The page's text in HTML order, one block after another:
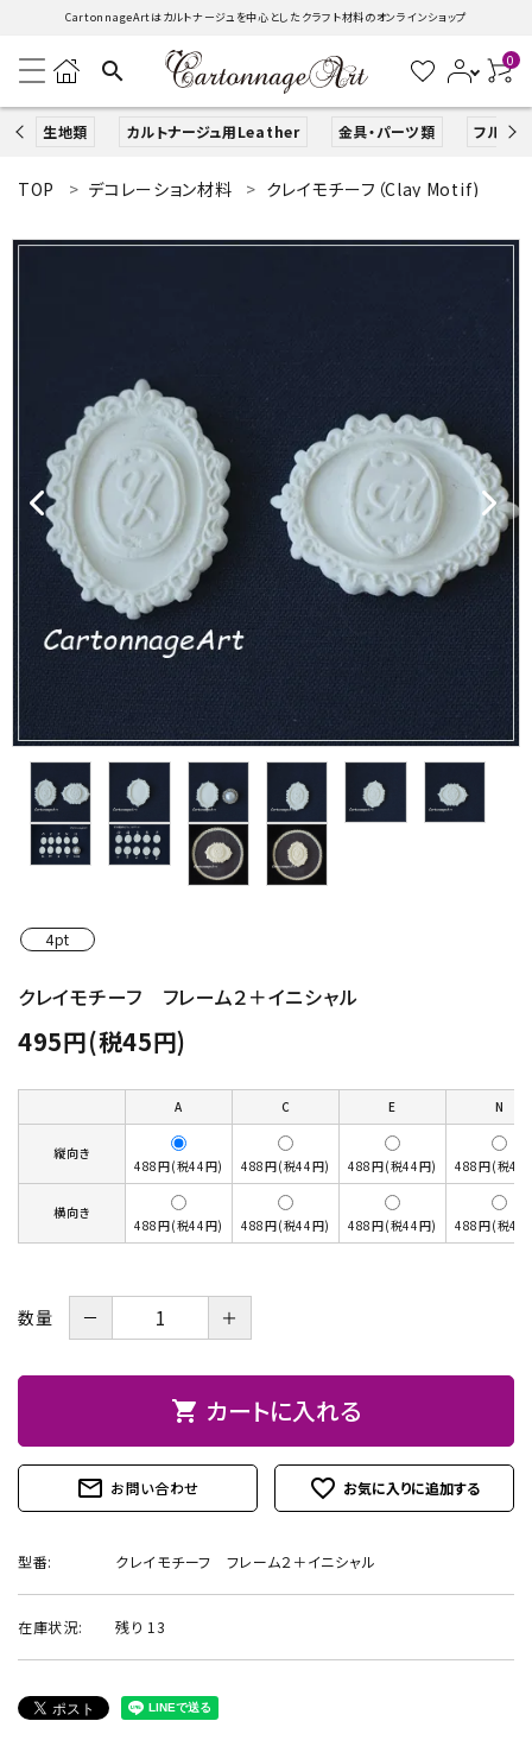
CartonnageArtはカルトナージュを中心としたクラフト材料のオンラインショップ
search 0
生地類 カルトナージュ用Leather 金具・パーツ類 フルキッ
search
生地類
カルトナージュLeather用
金具・パーツ類
Jolipapier
デコレーション材料
道具類
基本材料
ガイドライン
TOP デコレーション材料 クレイモチーフ（Clay Motif)
4pt
クレイモチーフ フレーム２＋イニシャル
495円(税45円)
A C E N
縦向き
488円(税44円) 488円(税44円) 488円(税44円) 488円(税44
横向き
488円(税44円) 488円(税44円) 488円(税44円) 488円(税44
数量 － ＋
shopping_cart カートに入れる
mail_outline お問い合わせ favorite_outline
型番: クレイモチーフ フレーム２＋イニシャル
在庫状況: 残り 13